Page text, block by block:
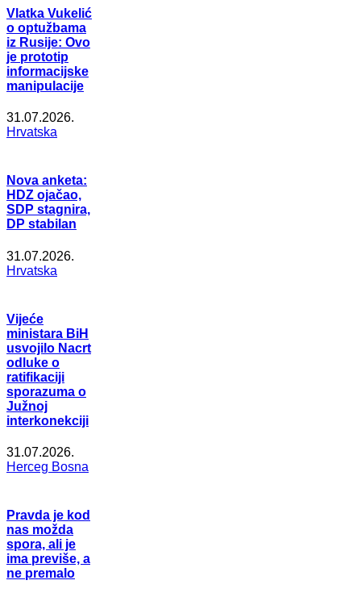
Vlatka Vukelić
o optužbama
iz Rusije: Ovo
je prototip
informacijske
manipulacije
31.07.2026.
Hrvatska
Nova anketa:
HDZ ojačao,
SDP stagnira,
DP stabilan
31.07.2026.
Hrvatska
Vijeće
ministara BiH
usvojilo Nacrt
odluke o
ratifikaciji
sporazuma o
Južnoj
interkonekciji
31.07.2026.
Herceg Bosna
Pravda je kod
nas možda
spora, ali je
ima previše, a
ne premalo